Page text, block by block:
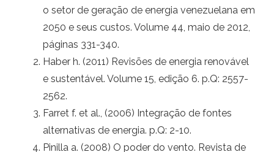
o setor de geração de energia venezuelana em
2050 e seus custos. Volume 44, maio de 2012,
páginas 331-340.
Haber h. (2011) Revisões de energia renovável
e sustentável. Volume 15, edição 6. p.Q: 2557-
2562.
Farret f. et al., (2006) Integração de fontes
alternativas de energia. p.Q: 2-10.
Pinilla a. (2008) O poder do vento. Revista de